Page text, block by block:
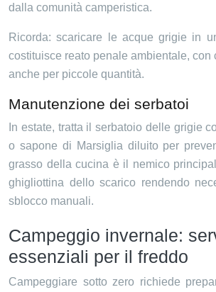
dalla comunità camperistica.
Ricorda: scaricare le acque grigie in
costituisce reato penale ambientale, con
anche per piccole quantità.
Manutenzione dei serbatoi
In estate, tratta il serbatoio delle grigie
o sapone di Marsiglia diluito per
grasso della cucina è il nemico
ghigliottina dello scarico rendendo
sblocco manuali.
Campeggio invernale:
essenziali per il freddo
Campeggiare sotto zero richiede